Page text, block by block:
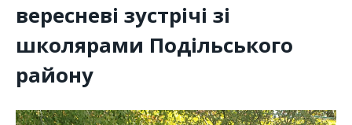
вересневі зустрічі зі
школярами Подільського
району